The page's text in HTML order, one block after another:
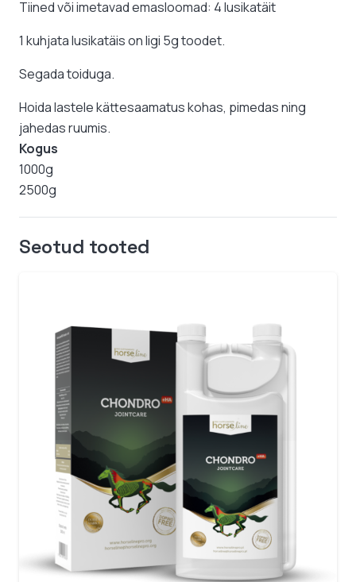
Tiined või imetavad emasloomad: 4 lusikatäit
1 kuhjata lusikatäis on ligi 5g toodet.
Segada toiduga.
Hoida lastele kättesaamatus kohas, pimedas ning
jahedas ruumis.
Kogus
1000g
2500g
Seotud tooted